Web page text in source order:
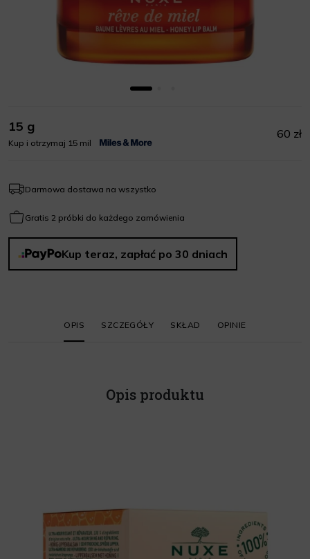
15 g
Kup i otrzymaj 15 mil
60 zł
Darmowa dostawa na wszystko
Gratis 2 próbki do każdego zamówienia
Kup teraz, zapłać po 30 dniach
OPIS SZCZEGÓŁY SKŁAD OPINIE
Opis produktu